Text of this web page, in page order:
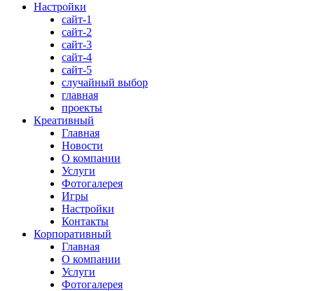
Настройки
сайт-1
сайт-2
сайт-3
сайт-4
сайт-5
случайный выбор
главная
проекты
Креативный
Главная
Новости
О компании
Услуги
Фотогалерея
Игры
Наcтройки
Контакты
Корпоративный
Главная
О компании
Услуги
Фотогалерея